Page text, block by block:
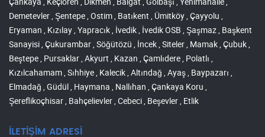
Demetevler , Şentepe , Ostim , Batıkent , Ümitköy , Çayyolu ,
Eryaman , Kızılay , Yapracık , İvedik , İvedik OSB , Şaşmaz , Başkent
Sanayisi , Çukurambar , Söğütözü , İncek , Siteler , Mamak , Çubuk ,
Beştepe , Pursaklar , Akyurt , Kazan , Çamlıdere , Polatlı ,
Kızılcahamam , Sıhhiye , Kalecik , Altındağ , Ayaş , Baypazarı ,
Elmadağ , Güdül , Haymana , Nallıhan , Çankaya Koru ,
Şereflikoçhisar , Bahçelievler , Cebeci , Beşevler , Etlik
İLETİŞİM ADRESİ